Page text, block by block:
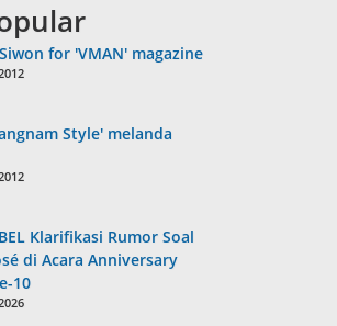
for 'VMAN' magazine
Style' melanda
Klarifikasi Rumor Soal
di Acara Anniversary
10